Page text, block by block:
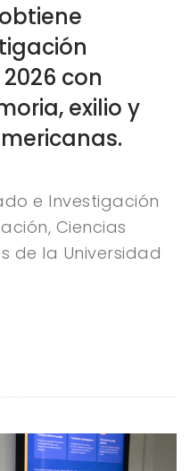
con
exilio y
e Investigación
Ciencias
de la Universidad